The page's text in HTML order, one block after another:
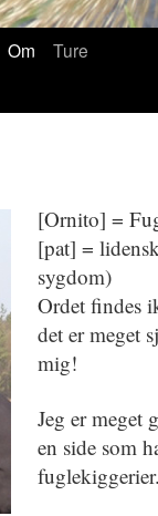
Om Ture
[Ornito] =
[pat] =
sygdom)
Ordet findes
det er meget
mig!
Jeg er meget
en side som